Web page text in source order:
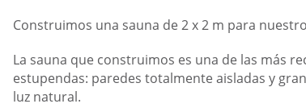
Construimos una sauna de 2 x 2 m para
La sauna que construimos es una de las más
estupendas: paredes totalmente aisladas y
luz natural.